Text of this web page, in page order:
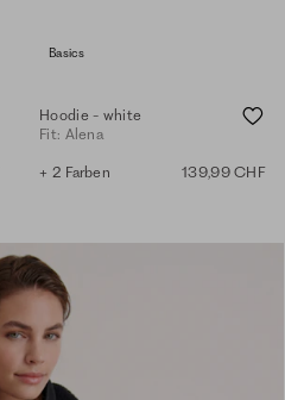
Basics
Hoodie - white
Fit: Alena
+ 2 Farben 139,99 CHF